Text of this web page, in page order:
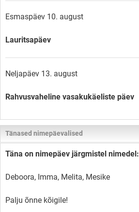
Esmaspäev 10. august
Lauritsapäev
Neljapäev 13. august
Rahvusvaheline vasakukäeliste päev
Tänased nimepäevalised
Täna on nimepäev järgmistel nimedel:
Deboora, Imma, Melita, Mesike
Palju õnne kõigile!